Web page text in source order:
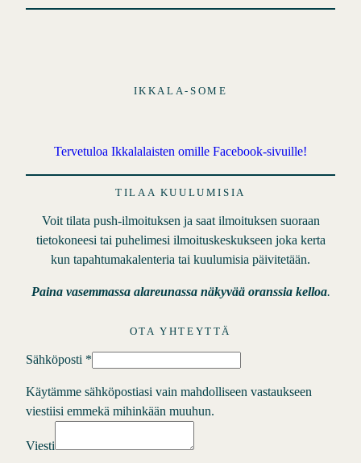
IKKALA-SOME
Tervetuloa Ikkalalaisten omille Facebook-sivuille!
TILAA KUULUMISIA
Voit tilata push-ilmoituksen ja saat ilmoituksen suoraan
tietokoneesi tai puhelimesi ilmoituskeskukseen joka kerta
kun tapahtumakalenteria tai kuulumisia päivitetään.
Paina vasemmassa alareunassa näkyvää oranssia kelloa.
OTA YHTEYTTÄ
Sähköposti *
Käytämme sähköpostiasi vain mahdolliseen vastaukseen
viestiisi emmekä mihinkään muuhun.
Viesti